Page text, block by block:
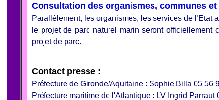
Consultation des organismes, communes et
Parallèlement, les organismes, les services de l’Etat
le projet de parc naturel marin seront officiellement
projet de parc.
Contact presse :
Préfecture de Gironde/Aquitaine : Sophie Billa 05 56
Préfecture maritime de l'Atlantique : LV Ingrid Parraut